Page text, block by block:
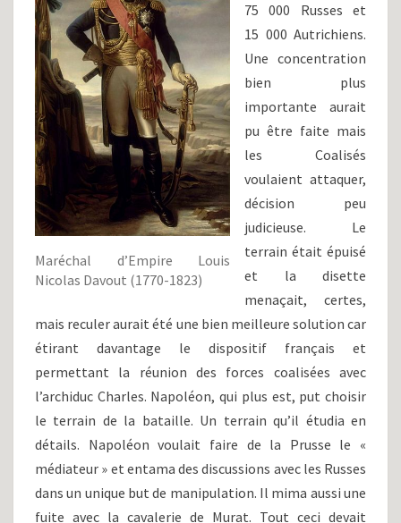
Maréchal d’Empire Louis
Nicolas Davout (1770-1823)
75 000 Russes et
15 000 Autrichiens.
Une concentration
bien plus
importante aurait
pu être faite mais
les Coalisés
voulaient attaquer,
décision peu
judicieuse. Le
terrain était épuisé
et la disette
menaçait, certes,
mais reculer aurait été une bien meilleure solution car
étirant davantage le dispositif français et
permettant la réunion des forces coalisées avec
l’archiduc Charles. Napoléon, qui plus est, put choisir
le terrain de la bataille. Un terrain qu’il étudia en
détails. Napoléon voulait faire de la Prusse le «
médiateur » et entama des discussions avec les Russes
dans un unique but de manipulation. Il mima aussi une
fuite avec la cavalerie de Murat. Tout ceci devait